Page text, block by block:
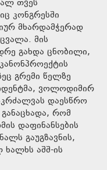
თვეს
კონგრესში
მხარდამჭერად
მის
გახდა ცნობილი,
გრემი წელზე
ვოლოდიმირ
დაესწრო
რომ
დაფინანსების
გაუგზავნის,
აშშ-ის